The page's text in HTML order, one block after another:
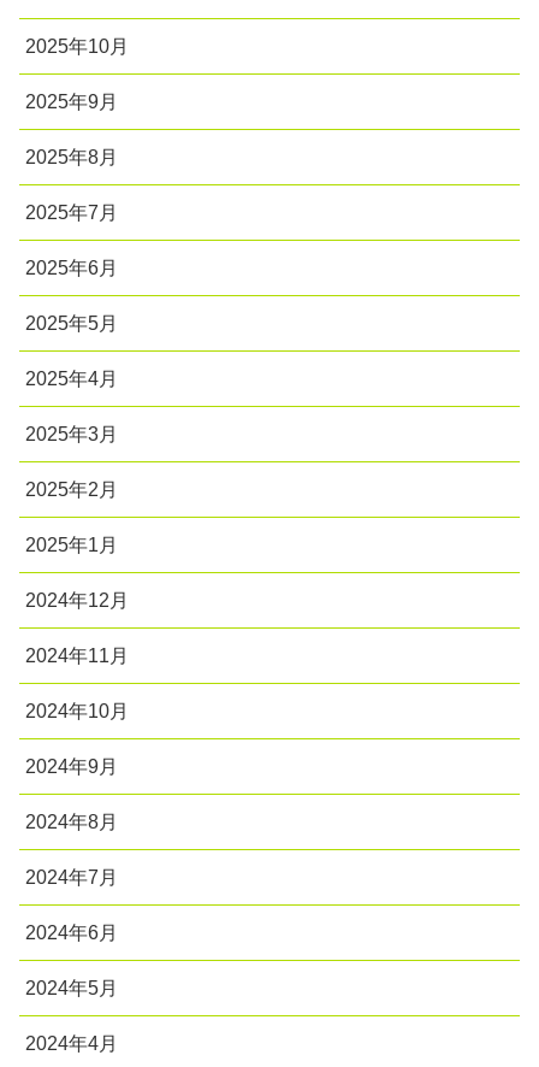
2025年10月
2025年9月
2025年8月
2025年7月
2025年6月
2025年5月
2025年4月
2025年3月
2025年2月
2025年1月
2024年12月
2024年11月
2024年10月
2024年9月
2024年8月
2024年7月
2024年6月
2024年5月
2024年4月